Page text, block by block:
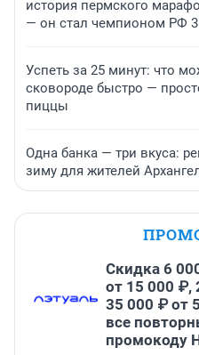
история пермского
— он стал чемпионом РФ
Успеть за 25 минут: что
сковороде быстро —
пиццы
Одна банка — три вкуса:
зиму для жителей
Скидка 6
от 15 000 ₽,
35 000 ₽ от
все
промокоду